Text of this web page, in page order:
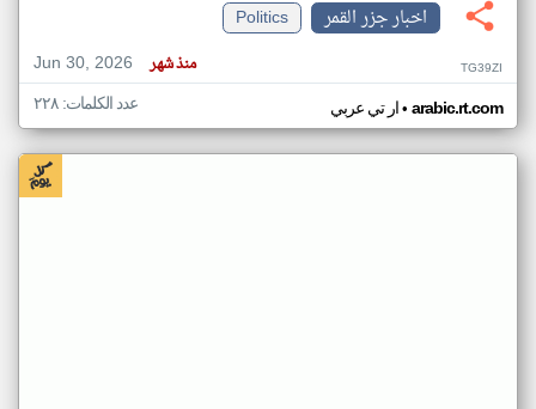
اخبار جزر القمر
Politics
Jun 30, 2026
منذ شهر TG39ZI
ار تي عربي• arabic.rt.com عدد الكلمات: ٢٢٨